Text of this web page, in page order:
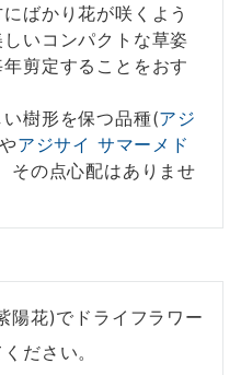
ばかり花が咲くよう
いコンパクトな草姿
剪定することをおす
樹形を保つ品種(アジ
やアジサイ サマーメド
その点心配はありませ
陽花)でドライフラワー
ださい。